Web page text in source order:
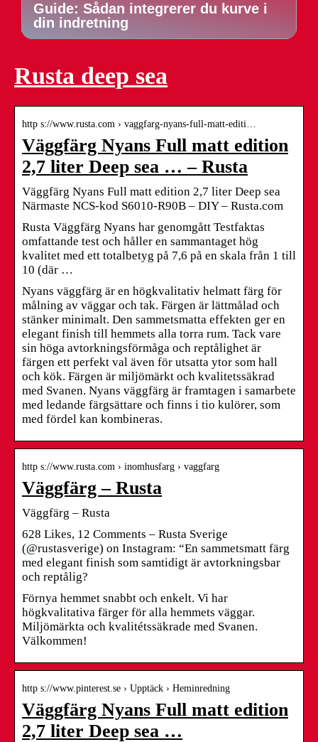
Guide: Sådan integrerer du kurve i
din indretning
Rusta deep sea
http s://www.rusta.com › vaggfarg-nyans-full-matt-editi…
Väggfärg Nyans Full matt edition
2,7 liter Deep sea … – Rusta
Väggfärg Nyans Full matt edition 2,7 liter Deep sea
Närmaste NCS-kod S6010-R90B – DIY – Rusta.com
Rusta Väggfärg Nyans har genomgått Testfaktas
omfattande test och håller en sammantaget hög
kvalitet med ett totalbetyg på 7,6 på en skala från 1 till
10 (där …
Nyans väggfärg är en högkvalitativ helmatt färg för
målning av väggar och tak. Färgen är lättmålad och
stänker minimalt. Den sammetsmatta effekten ger en
elegant finish till hemmets alla torra rum. Tack vare
sin höga avtorkningsförmåga och reptålighet är
färgen ett perfekt val även för utsatta ytor som hall
och kök. Färgen är miljömärkt och kvalitetssäkrad
med Svanen. Nyans väggfärg är framtagen i samarbete
med ledande färgsättare och finns i tio kulörer, som
med fördel kan kombineras.
http s://www.rusta.com › inomhusfarg › vaggfarg
Väggfärg – Rusta
Väggfärg – Rusta
628 Likes, 12 Comments – Rusta Sverige
(@rustasverige) on Instagram: “En sammetsmatt färg
med elegant finish som samtidigt är avtorkningsbar
och reptålig?
Förnya hemmet snabbt och enkelt. Vi har
högkvalitativa färger för alla hemmets väggar.
Miljömärkta och kvalitétssäkrade med Svanen.
Välkommen!
http s://www.pinterest.se › Upptäck › Heminredning
Väggfärg Nyans Full matt edition
2,7 liter Deep sea …